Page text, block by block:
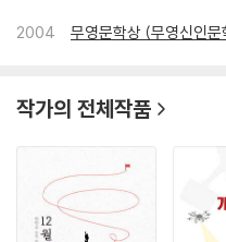
문학 석사 학위를 받고 박사과정
으로 별세했다.
2004 무영문학상 (무영신인문
작가의 전체작품